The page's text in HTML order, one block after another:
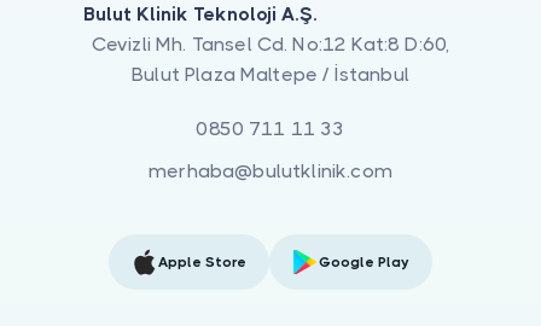
Bulut Klinik Teknoloji A.Ş.
Cevizli Mh. Tansel Cd. No:12 Kat:8 D:60,
Bulut Plaza Maltepe / İstanbul
0850 711 11 33
merhaba@bulutklinik.com
Apple Store Google Play